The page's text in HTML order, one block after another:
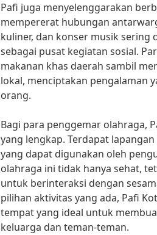
Pafi juga menyelenggarakan
mempererat hubungan
kuliner, dan konser musik sering
sebagai pusat kegiatan sosial.
makanan khas daerah sambil
lokal, menciptakan pengalaman
orang.
Bagi para penggemar olahraga,
yang lengkap. Terdapat
yang dapat digunakan oleh
olahraga ini tidak hanya sehat,
untuk berinteraksi dengan
pilihan aktivitas yang ada, Pafi
tempat yang ideal untuk
keluarga dan teman-teman.